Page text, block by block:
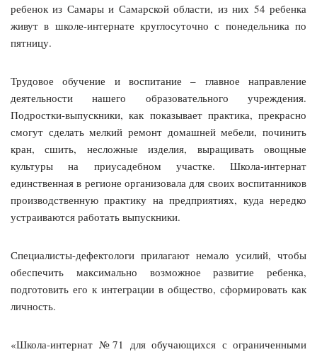
ребенок из Самары и Самарской области, из них 54 ребенка
живут в школе-интернате круглосуточно с понедельника по
пятницу.
Трудовое обучение и воспитание – главное направление
деятельности нашего образовательного учреждения.
Подростки-выпускники, как показывает практика, прекрасно
смогут сделать мелкий ремонт домашней мебели, починить
кран, сшить, несложные изделия, выращивать овощные
культуры на приусадебном участке. Школа-интернат
единственная в регионе организовала для своих воспитанников
производственную практику на предприятиях, куда нередко
устраиваются работать выпускники.
Специалисты-дефектологи прилагают немало усилий, чтобы
обеспечить максимально возможное развитие ребенка,
подготовить его к интеграции в общество, сформировать как
личность.
«Школа-интернат №71 для обучающихся с ограниченными